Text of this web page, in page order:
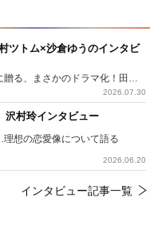
ツトム×沙倉ゆうのインタビ
『侍タイムスリッパー』ファンに贈る、まさかのドラマ化！田村ツトム×沙倉ゆうのが語る『心配無用ノ介』撮影秘話
2026.07.30
沢村玲インタビュー
想の恋愛像について語る
2026.06.20
インタビュー記事一覧